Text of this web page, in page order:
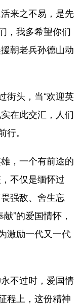
来之不易，是先
，我多希望你们
朝老兵孙德山动
头，当“欢迎英
在此交汇，人们
。
，一个有前途的
不仅是缅怀过
强敌、舍生忘
”的爱国情怀，
激励一代又一代
不过时，爱国情
程上，这份精神